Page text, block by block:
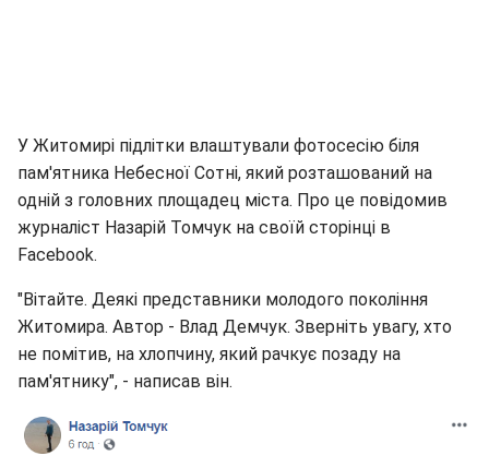
У Житомирі підлітки влаштували фотосесію біля
пам'ятника Небесної Сотні, який розташований на
одній з головних площадец міста. Про це повідомив
журналіст Назарій Томчук на своїй сторінці в
Facebook.
"Вітайте. Деякі представники молодого покоління
Житомира. Автор - Влад Демчук. Зверніть увагу, хто
не помітив, на хлопчину, який рачкує позаду на
пам'ятнику", - написав він.